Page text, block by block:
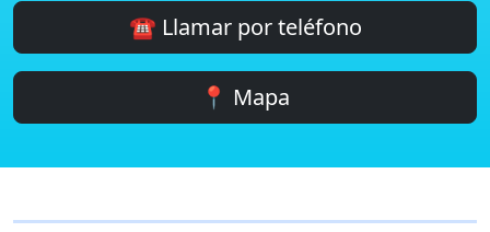
☎️ Llamar por teléfono
📍 Mapa